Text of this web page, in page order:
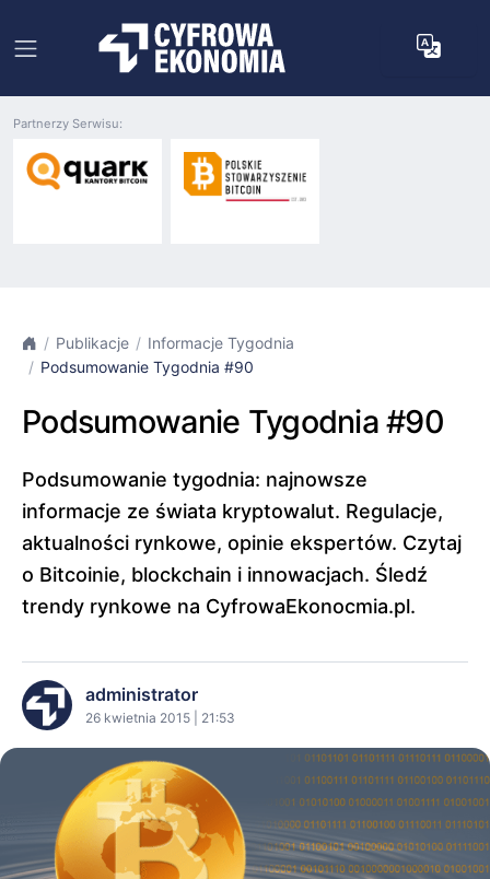
Partnerzy Serwisu:
Publikacje
Informacje Tygodnia
Podsumowanie Tygodnia #90
Podsumowanie Tygodnia #90
Podsumowanie tygodnia: najnowsze
informacje ze świata kryptowalut. Regulacje,
aktualności rynkowe, opinie ekspertów. Czytaj
o Bitcoinie, blockchain i innowacjach. Śledź
trendy rynkowe na CyfrowaEkonocmia.pl.
administrator
26 kwietnia 2015 | 21:53